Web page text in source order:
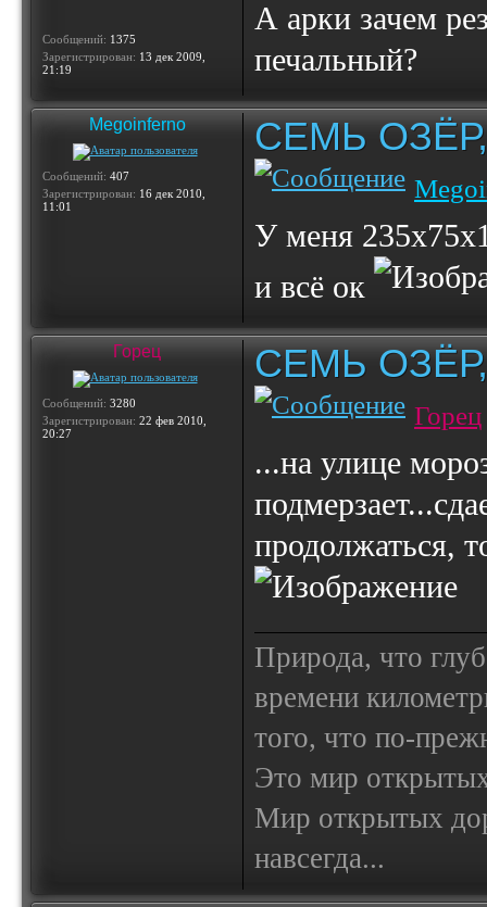
Сообщений: 1375
Зарегистрирован: 13 дек 2009,
21:19
А арки зачем
печальный?
Megoinferno
Сообщений: 407
Зарегистрирован: 16 дек 2010,
11:01
СЕМЬ
У меня
и всё ок
Горец
Сообщений: 3280
Зарегистрирован: 22 фев 2010,
20:27
СЕМЬ
Горец
...на улице
продолжаться,
Природа, что
времени
того, что по-
Это мир
Мир открытых
навсегда...